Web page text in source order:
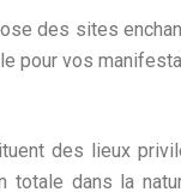
des sites
pour vos
des lieux
totale dans la